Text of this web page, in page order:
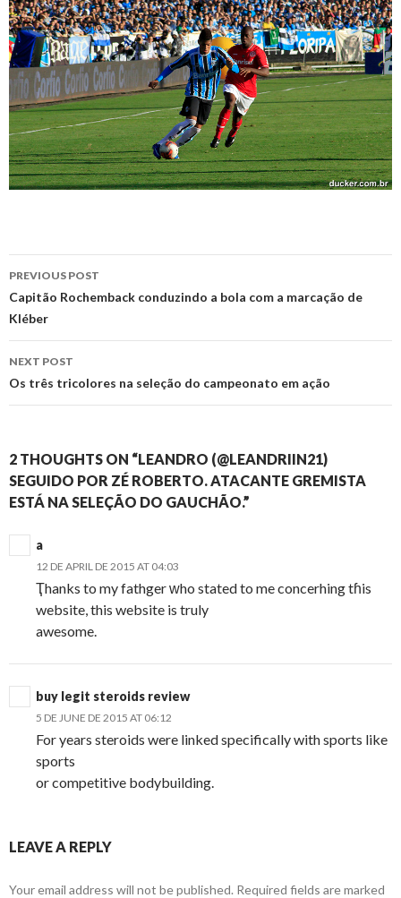
Post
navigation
PREVIOUS POST
Capitão Rochemback conduzindo a bola com a marcação de
Kléber
NEXT POST
Os três tricolores na seleção do campeonato em ação
2 THOUGHTS ON “LEANDRO (@LEANDRIIN21)
SEGUIDO POR ZÉ ROBERTO. ATACANTE GREMISTA
ESTÁ NA SELEÇÃO DO GAUCHÃO.”
a
12 DE APRIL DE 2015 AT 04:03
Ҭhanks to my fathger ԝho stated to me concerhing tɦis
website, this website is truly
awesome.
buy legit steroids review
5 DE JUNE DE 2015 AT 06:12
For years steroids were linked specifically with sports like
sports
or competitive bodybuilding.
LEAVE A REPLY
Your email address will not be published. Required fields are marked